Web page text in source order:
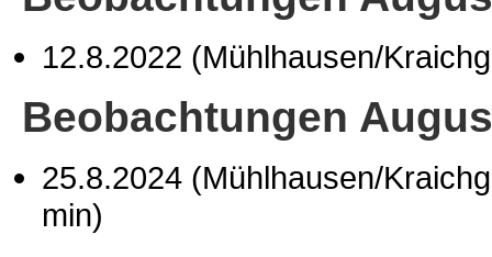
12.8.2022 (Mühlhausen/
Beobachtungen
25.8.2024 (Mühlhausen/
min)